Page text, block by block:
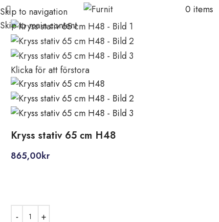
Skip to navigation
Skip to main content
0 items
Klicka för att förstora
Kryss stativ 65 cm H48
865,00kr